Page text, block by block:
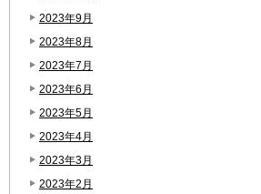
2023年9月
2023年8月
2023年7月
2023年6月
2023年5月
2023年4月
2023年3月
2023年2月